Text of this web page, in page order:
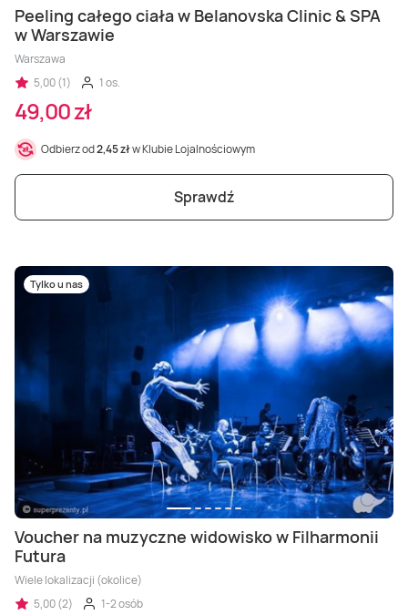
Peeling całego ciała w Belanovska Clinic & SPA
w Warszawie
Warszawa
5,00 (1)
1 os.
49,00 zł
Odbierz od2,45 złw Klubie Lojalnościowym
Sprawdź
Tylko u nas
Voucher na muzyczne widowisko w Filharmonii
Futura
Wiele lokalizacji (okolice)
5,00 (2)
1-2 osób